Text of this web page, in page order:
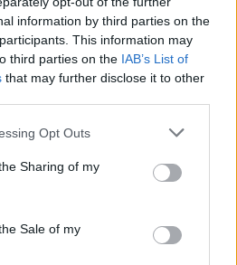
information by third parties on the
This information may
third parties on the IAB’s List of
that may further disclose it to other
app uses one or more Google
usage behaviour. You may click to
and its third-party tags to
purposes in below Google
Opt Outs
Sharing of my
Sale of my